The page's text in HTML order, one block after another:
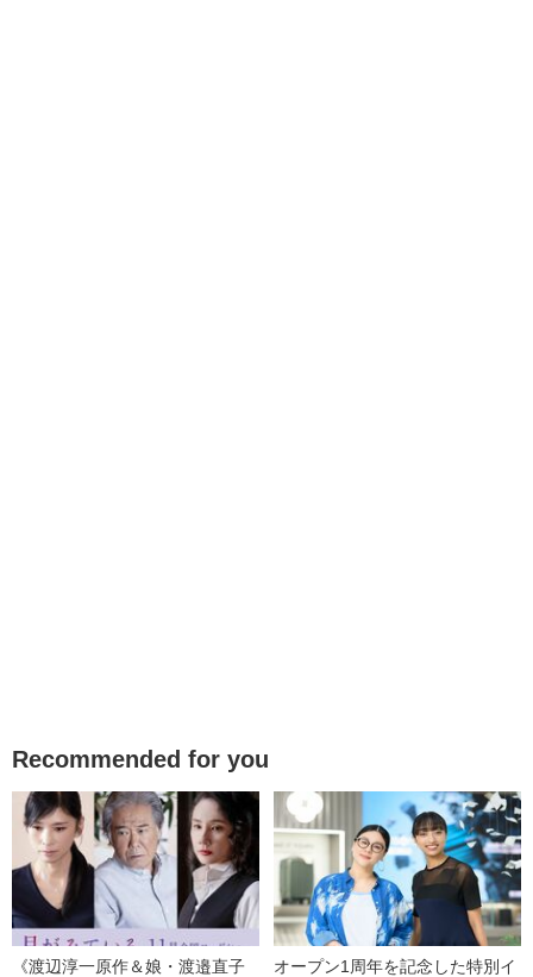
Recommended for you
《渡辺淳一原作＆娘・渡邉直子
オープン1周年を記念した特別イ